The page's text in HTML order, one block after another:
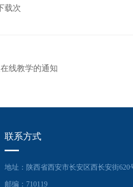
载次
线教学的通知
联系方式
地址：陕西省西安市长安区西长安街620
邮编：710119